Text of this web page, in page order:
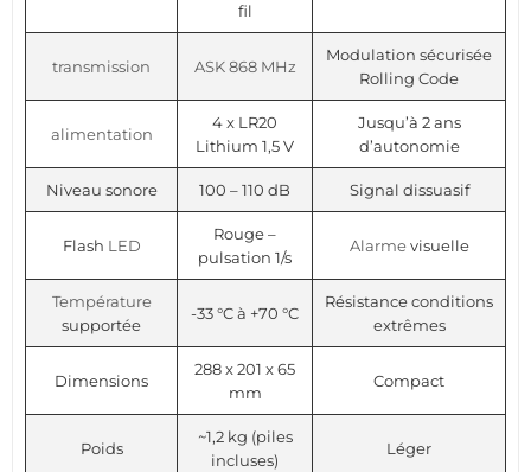
fil
transmission ASK 868 MHz
Modulation sécurisée
Rolling Code
alimentation
4 x LR20
Lithium 1,5 V
Jusqu’à 2 ans
d’autonomie
Niveau sonore 100 – 110 dB Signal dissuasif
Flash LED
Rouge –
pulsation 1/s
Alarmevisuelle
Température
supportée
-33 °C à +70 °C
Résistance conditions
extrêmes
Dimensions
288 x 201 x 65
mm
Compact
Poids
~1,2 kg (piles
incluses)
Léger